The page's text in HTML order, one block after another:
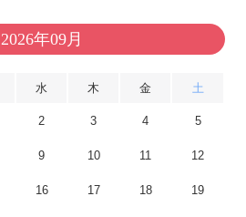
2026年09月
水 木 金 土
2 3 4 5
9 10 11 12
16 17 18 19